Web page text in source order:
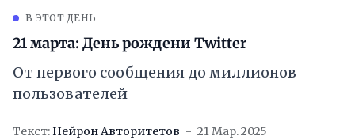
В ЭТОТ ДЕНЬ
21 марта: День рождени Twitter
От первого сообщения до миллионов
пользователей
Текст: Нейрон Авторитетов 21 Мар. 2025